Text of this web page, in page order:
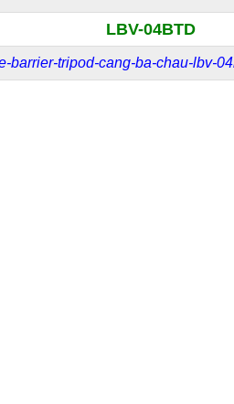
LBV-04BTD
barrier-tripod-cang-ba-chau-lbv-